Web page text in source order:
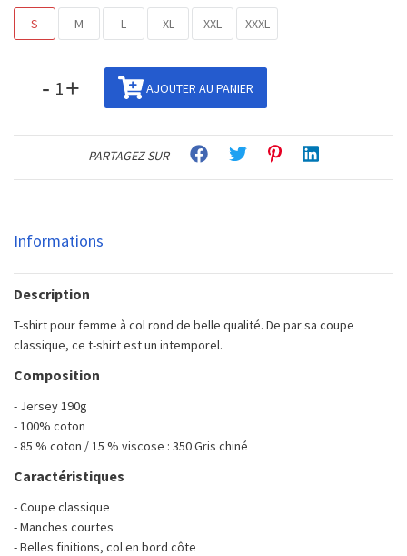
S M L XL XXL XXXL
- + AJOUTER AU PANIER
PARTAGEZ SUR
Informations
Description
T-shirt pour femme à col rond de belle qualité. De par sa coupe
classique, ce t-shirt est un intemporel.
Composition
- Jersey 190g
- 100% coton
- 85 % coton / 15 % viscose : 350 Gris chiné
Caractéristiques
- Coupe classique
- Manches courtes
- Belles finitions, col en bord côte